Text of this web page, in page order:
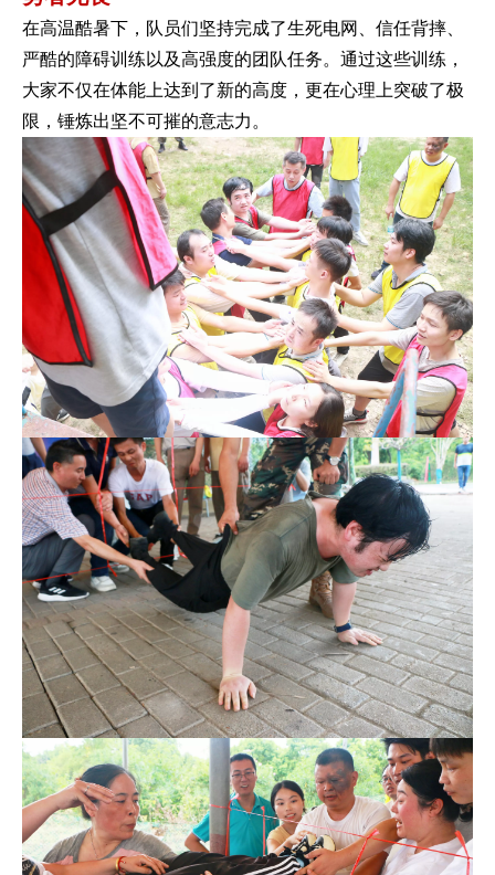
在高温酷暑下，队员们坚持完成了生死电网、信任背摔、
严酷的障碍训练以及高强度的团队任务。通过这些训练，
大家不仅在体能上达到了新的高度，更在心理上突破了极
限，锤炼出坚不可摧的意志力。